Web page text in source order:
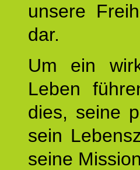
unsere
dar.
Um ein
Leben
dies, seine
sein
seine